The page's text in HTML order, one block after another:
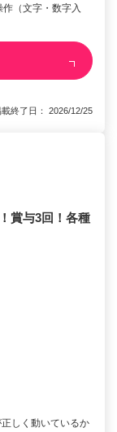
（文字・数字入
終了日： 2026/12/25
賞与3回！各種
しく動いているか